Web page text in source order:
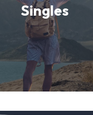
Singles